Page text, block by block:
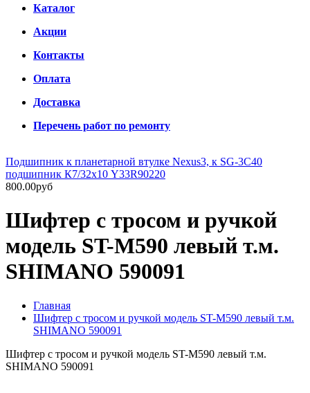
Каталог
Акции
Контакты
Оплата
Доставка
Перечень работ по ремонту
Подшипник к планетарной втулке Nexus3, к SG-3C40
подшипник К7/32х10 Y33R90220
800.00руб
Шифтер с тросом и ручкой
модель ST-M590 левый т.м.
SHIMANO 590091
Главная
Шифтер с тросом и ручкой модель ST-M590 левый т.м.
SHIMANO 590091
Шифтер с тросом и ручкой модель ST-M590 левый т.м.
SHIMANO 590091